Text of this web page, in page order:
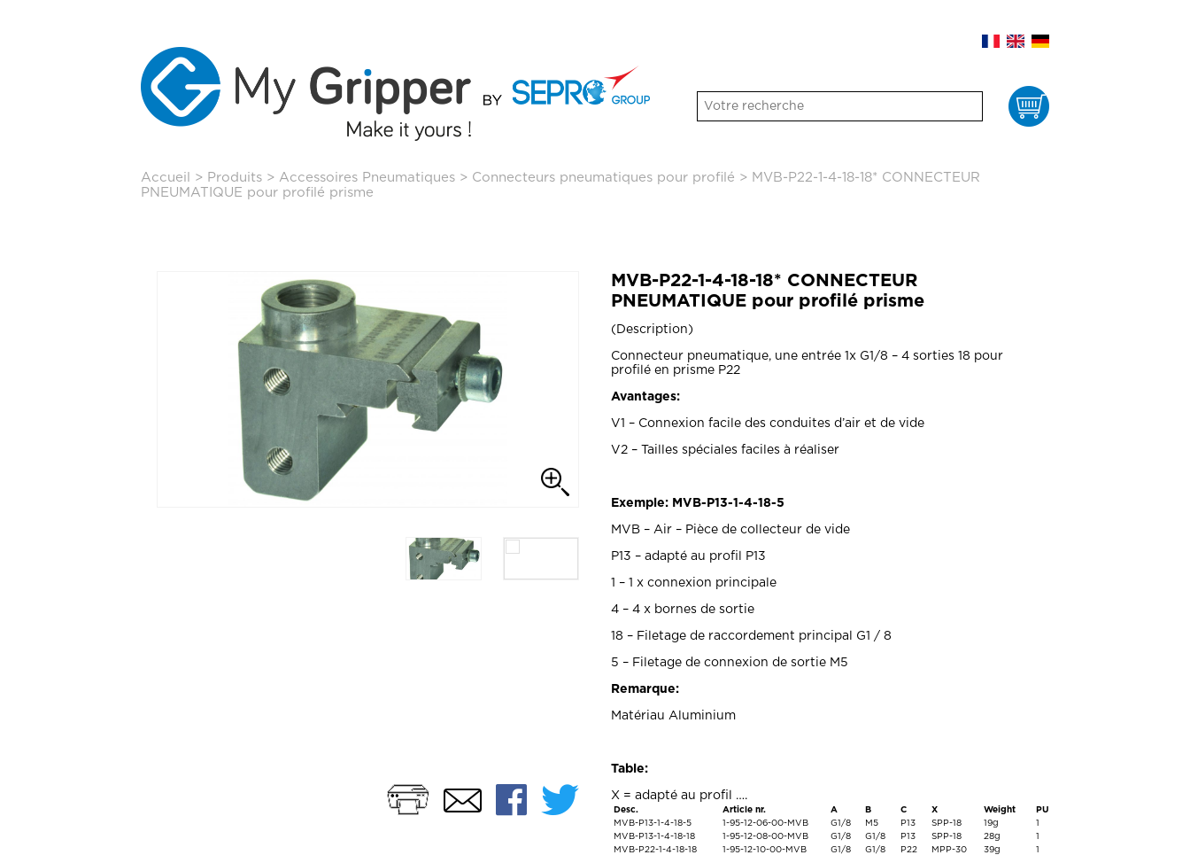
Panier
Accueil > Produits > Accessoires Pneumatiques > Connecteurs pneumatiques pour profilé > MVB-P22-1-4-18-18* CONNECTEUR
PNEUMATIQUE pour profilé prisme
Imprimer
EmailFacebook
Twitter
MVB-P22-1-4-18-18* CONNECTEUR
PNEUMATIQUE pour profilé prisme
Description
Connecteur pneumatique, une entrée 1x G1/8 – 4 sorties 18 pour
profilé en prisme P22
Avantages:
V1 – Connexion facile des conduites d’air et de vide
V2 – Tailles spéciales faciles à réaliser
Exemple: MVB-P13-1-4-18-5
MVB – Air – Pièce de collecteur de vide
P13 – adapté au profil P13
1 – 1 x connexion principale
4 – 4 x bornes de sortie
18 – Filetage de raccordement principal G1 / 8
5 – Filetage de connexion de sortie M5
Remarque:
Matériau Aluminium
Table:
X = adapté au profil ….
Desc. Article nr. A B C X Weight
PU
MVB-P13-1-4-18-5
1-95-12-06-00-MVB G1/8 M5 P13 SPP-18 19g
1
MVB-P13-1-4-18-18
1-95-12-08-00-MVB G1/8 G1/8 P13 SPP-18 28g
1
MVB-P22-1-4-18-18
1-95-12-10-00-MVB G1/8 G1/8 P22 MPP-30 39g
1